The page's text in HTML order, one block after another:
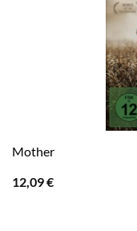
Mother
12,09€